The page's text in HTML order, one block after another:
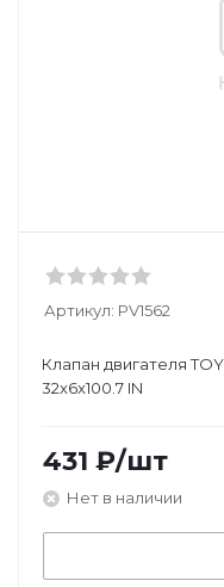
Артикул: PV1562
Клапан двигателя
32x6x100.7 IN
431 ₽/шт
Нет в наличии